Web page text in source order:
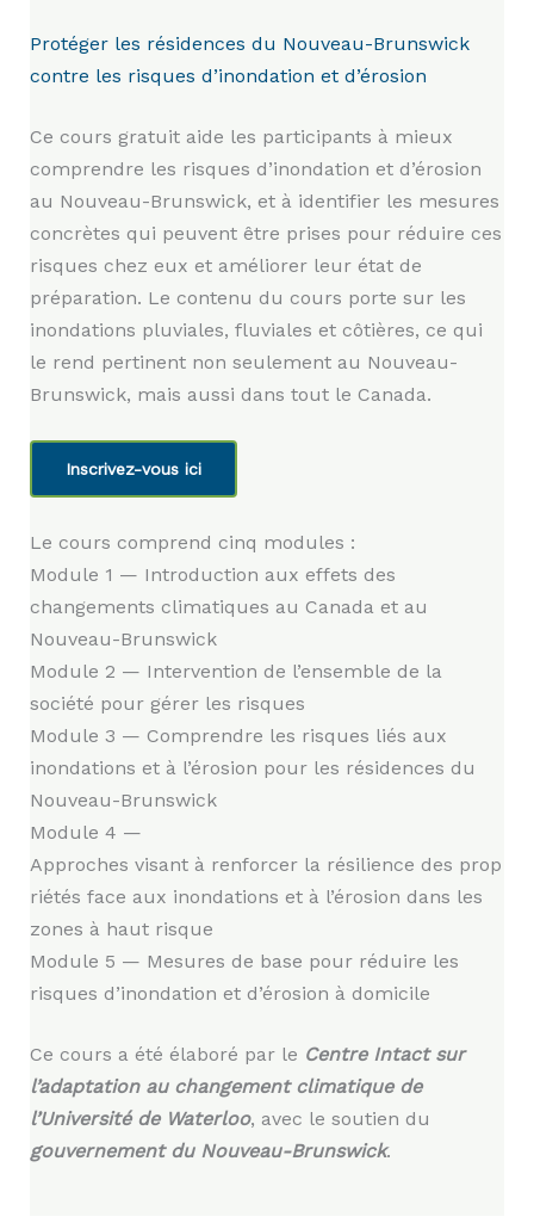
Protéger les résidences du Nouveau-Brunswick
contre les risques d’inondation et d’érosion
Ce cours gratuit aide les participants à mieux
comprendre les risques d’inondation et d’érosion
au Nouveau-Brunswick, et à identifier les mesures
concrètes qui peuvent être prises pour réduire ces
risques chez eux et améliorer leur état de
préparation. Le contenu du cours porte sur les
inondations pluviales, fluviales et côtières, ce qui
le rend pertinent non seulement au Nouveau-
Brunswick, mais aussi dans tout le Canada.
Inscrivez-vous ici
Le cours comprend cinq modules :
Module 1 — Introduction aux effets des
changements climatiques au Canada et au
Nouveau-Brunswick
Module 2 — Intervention de l’ensemble de la
société pour gérer les risques
Module 3 — Comprendre les risques liés aux
inondations et à l’érosion pour les résidences du
Nouveau-Brunswick
Module 4 —
Approches visant à renforcer la résilience des prop
riétés face aux inondations et à l’érosion dans les
zones à haut risque
Module 5 — Mesures de base pour réduire les
risques d’inondation et d’érosion à domicile
Ce cours a été élaboré par le Centre Intact sur
l’adaptation au changement climatique de
l’Université de Waterloo, avec le soutien du
gouvernement du Nouveau-Brunswick.